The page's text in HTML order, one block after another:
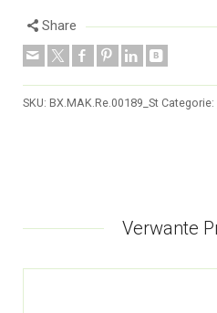
Share
SKU: BX.MAK.Re.00189_St Categorie:
Verwante